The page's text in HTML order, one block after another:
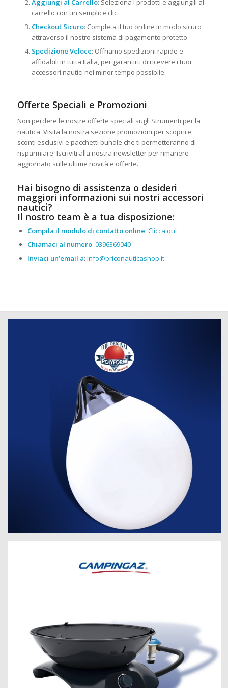
Aggiungi al Carrello: Seleziona i prodotti e aggiungili al
carrello con un semplice clic.
Checkout Sicuro: Completa il tuo ordine in modo sicuro
attraverso il nostro sistema di pagamento protetto.
Spedizione Veloce: Offriamo spedizioni rapide e
affidabili in tutta Italia, per garantirti di ricevere i tuoi
accessori nautici nel minor tempo possibile.
Offerte Speciali e Promozioni
Non perdere le nostre offerte speciali sugli Strumenti per la
nautica. Visita la nostra sezione promozioni per scoprire
sconti esclusivi e pacchetti bundle che ti permetteranno di
risparmiare. Iscriviti alla nostra newsletter per rimanere
aggiornato sulle ultime novità e offerte.
Hai bisogno di assistenza o desideri
maggiori informazioni sui nostri accessori
nautici?
Il nostro team è a tua disposizione:
Compila il modulo di contatto online: Clicca quì
Chiamaci al numero: 0396369040
Inviaci un’email a: info@briconauticashop.it